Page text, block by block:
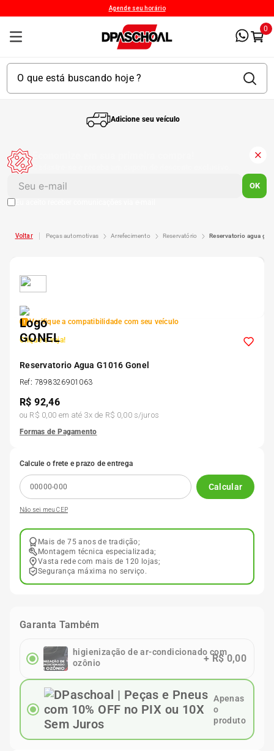
Agende seu horário
0
Adicione seu veículo
OK
peças automotivas arrefecimento reservatório reservatorio agua
Verifique a compatibilidade com seu veículo
Clique e veja!
Reservatorio Agua G1016 Gonel
Ref: 7898326901063
R$92,46
ou R$ 0,00 em até 3x de R$ 0,00s/juros
Formas de Pagamento
Calcule o frete e prazo de entrega
Calcular
Não sei meu CEP
Mais de 75 anos de tradição;
Montagem técnica especializada;
Vasta rede com mais de 120 lojas;
Segurança máxima no serviço.
Garanta Também
higienização de ar-condicionado com
ozônio
+R$ 0,00
Apenas
o
produto
2 º Kit Pneu
5º
6º
7º 185 65r15
8º 185 60r15
9º
10º Pneu